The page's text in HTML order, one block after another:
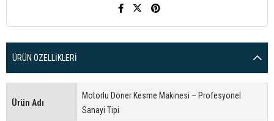
ÜRÜN ÖZELLIKLERI
Ürün Adı
Motorlu Döner Kesme Makinesi – Profesyonel
Sanayi Tipi